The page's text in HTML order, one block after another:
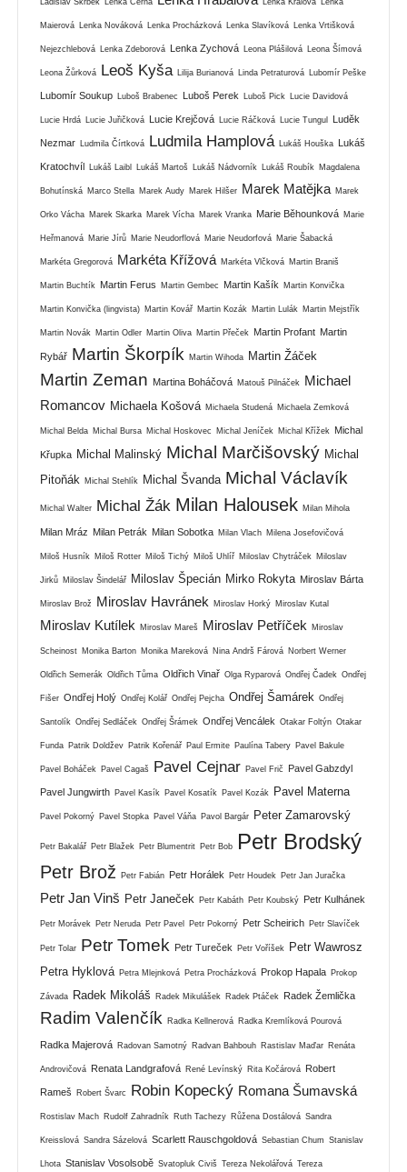
Maierová Lenka Nováková Lenka Procházková Lenka Slavíková Lenka Vrtišková
Nejezchlebová Lenka Zdeborová Lenka Zychová Leona Plášilová Leona Šímová
Leona Žůrková Leoš Kyša Lilija Burianová Linda Petraturová Lubomír Peške
Lubomír Soukup Luboš Brabenec Luboš Perek Luboš Pick Lucie Davidová
Lucie Hrdá Lucie Juřičková Lucie Krejčová Lucie Ráčková Lucie Tungul Luděk
Nezmar Ludmila Čírtková Ludmila Hamplová Lukáš Houška Lukáš
Kratochvíl Lukáš Laibl Lukáš Martoš Lukáš Nádvorník Lukáš Roubík Magdalena
Bohutínská Marco Stella Marek Audy Marek Hilšer Marek Matějka Marek
Orko Vácha Marek Skarka Marek Vícha Marek Vranka Marie Běhounková Marie
Heřmanová Marie Jírů Marie Neudorflová Marie Neudorfová Marie Šabacká
Markéta Gregorová Markéta Křížová Markéta Vlčková Martin Braniš
Martin Buchtík Martin Ferus Martin Gembec Martin Kašík Martin Konvička
Martin Konvička (lingvista) Martin Kovář Martin Kozák Martin Lulák Martin Mejstřík
Martin Novák Martin Odler Martin Oliva Martin Přeček Martin Profant Martin
Rybář Martin Škorpík Martin Wihoda Martin Žáček
Martin Zeman Martina Boháčová Matouš Pilnáček
Michael
Romancov Michaela Košová Michaela Studená Michaela Zemková
Michal Belda Michal Bursa Michal Hoskovec Michal Jeníček Michal Křížek Michal
Křupka Michal Malinský Michal Marčišovský Michal
Pitoňák
Michal Stehlík Michal Švanda Michal Václavík
Michal Walter Michal Žák Milan Halousek Milan Mihola
Milan Mráz Milan Petrák Milan Sobotka Milan Vlach Milena Josefovičová
Miloš Husník Miloš Rotter Miloš Tichý Miloš Uhlíř Miloslav Chytráček Miloslav
Jirků Miloslav Šindelář Miloslav Špecián Mirko Rokyta Miroslav Bárta
Miroslav Brož Miroslav Havránek Miroslav Horký Miroslav Kutal
Miroslav Kutílek Miroslav Mareš Miroslav Petříček Miroslav
Scheinost Monika Barton Monika Mareková Nina Andrš Fárová Norbert Werner
Oldřich Semerák Oldřich Tůma Oldřich Vinař Olga Ryparová Ondřej Čadek Ondřej
Fišer Ondřej Holý Ondřej Kolář Ondřej Pejcha Ondřej Šamárek Ondřej
Santolík Ondřej Sedláček Ondřej Šrámek Ondřej Vencálek Otakar Foltýn Otakar
Funda Patrik Doldžev Patrik Kořenář Paul Ermite Paulína Tabery Pavel Bakule
Pavel Boháček Pavel Cagaš Pavel Cejnar Pavel Frič Pavel Gabzdyl
Pavel Jungwirth Pavel Kasík Pavel Kosatík Pavel Kozák Pavel Materna
Pavel Pokorný Pavel Stopka Pavel Váňa Pavol Bargár Peter Zamarovský
Petr Bakalář Petr Blažek Petr Blumentrit Petr Bob Petr Brodský
Petr Brož Petr Fabián Petr Horálek Petr Houdek Petr Jan Juračka
Petr Jan Vinš Petr Janeček Petr Kabáth Petr Koubský Petr Kulhánek
Petr Morávek Petr Neruda Petr Pavel Petr Pokorný Petr Scheirich Petr Slavíček
Petr Tolar Petr Tomek Petr Tureček Petr Voříšek
Petr Wawrosz
Petra Hyklová Petra Mlejnková Petra Procházková Prokop Hapala Prokop
Závada Radek Mikoláš Radek Mikulášek Radek Ptáček Radek Žemlička
Radim Valenčík Radka Kellnerová Radka Kremlíková Pourová
Radka Majerová Radovan Samotný Radvan Bahbouh Rastislav Maďar Renáta
Androvičová Renata Landgrafová René Levínský Rita Kočárová Robert
Rameš Robert Švarc Robin Kopecký Romana Šumavská
Rostislav Mach Rudolf Zahradník Ruth Tachezy Růžena Dostálová Sandra
Kreisslová Sandra Sázelová Scarlett Rauschgoldová Sebastian Chum Stanislav
Lhota Stanislav Vosolsobě Svatopluk Civiš Tereza Nekolářová Tereza